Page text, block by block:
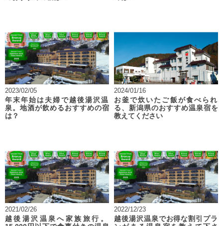
2023/02/05
年末年始は夫婦で越後湯沢温
泉。地酒が飲めるおすすめの宿
は？
2024/01/16
お釜で炊いたご飯が食べられ
る、新潟県のおすすめ温泉宿を
教えてください
2021/02/26
越後湯沢温泉へ家族旅行。
2022/12/23
越後湯沢温泉でお得な割引プラ